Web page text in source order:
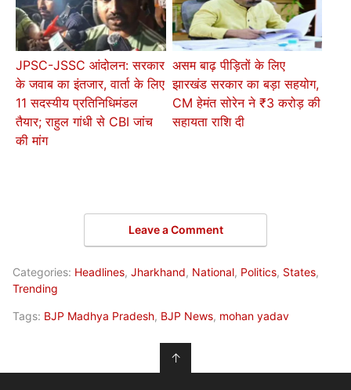
JPSC-JSSC आंदोलन: सरकार
के जवाब का इंतजार, वार्ता के लिए
11 सदस्यीय प्रतिनिधिमंडल
तैयार; राहुल गांधी से CBI जांच
की मांग
असम बाढ़ पीड़ितों के लिए
झारखंड सरकार का बड़ा सहयोग,
CM हेमंत सोरेन ने ₹3 करोड़ की
सहायता राशि दी
Leave a Comment
Categories: Headlines, Jharkhand, National, Politics, States,
Trending
Tags: BJP Madhya Pradesh, BJP News, mohan yadav
↑